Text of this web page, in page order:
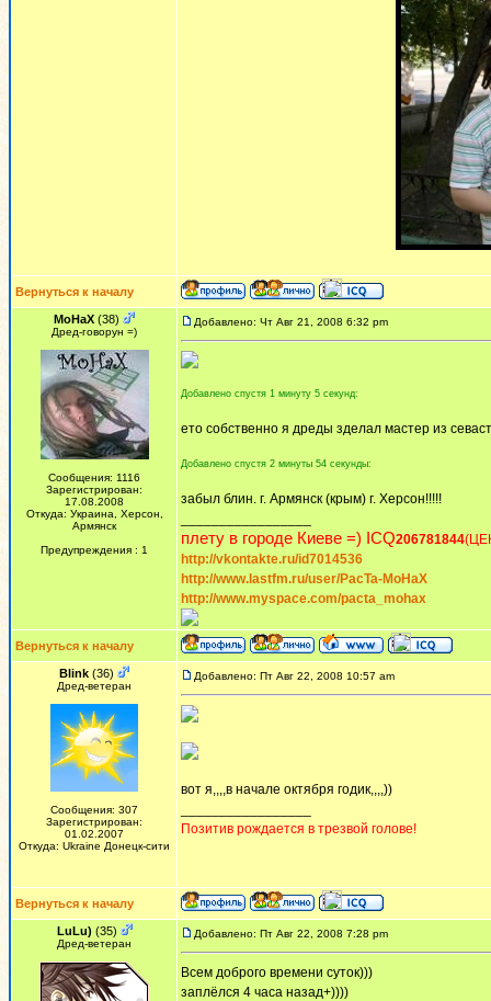
Вернуться к началу
MoHaX (38)
Дред-говорун =)
Сообщения: 1116
Зарегистрирован:
17.08.2008
Откуда: Украина, Херсон,
Армянск
Предупреждения : 1
Добавлено: Чт Авг 21, 2008 6:32 pm
Добавлено спустя 1 минуту 5 секунд:
ето собственно я дреды зделал мастер из
Добавлено спустя 2 минуты 54 секунды:
забыл блин. г. Армянск (крым) г. Херсон!!!!!
плету в городе Киеве =) ICQ206781844
http://vkontakte.ru/id7014536
http://www.lastfm.ru/user/PacTa-MoHaX
http://www.myspace.com/pacta_mohax
Вернуться к началу
Blink (36)
Дред-ветеран
Сообщения: 307
Зарегистрирован:
01.02.2007
Откуда: Ukraine Донецк-сити
Добавлено: Пт Авг 22, 2008 10:57 am
вот я,,,,в начале октября годик,,,,))
Позитив рождается в трезвой голове!
Вернуться к началу
LuLu) (35)
Дред-ветеран
Добавлено: Пт Авг 22, 2008 7:28 pm
Всем доброго времени суток)))
заплёлся 4 часа назад+))))